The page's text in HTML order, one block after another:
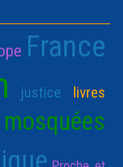
France
justice livres
mosquées